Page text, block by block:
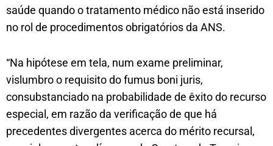
saúde quando o tratamento médico não está inserido
no rol de procedimentos obrigatórios da ANS.
“Na hipótese em tela, num exame preliminar,
vislumbro o requisito do fumus boni juris,
consubstanciado na probabilidade de êxito do recurso
especial, em razão da verificação de que há
precedentes divergentes acerca do mérito recursal,